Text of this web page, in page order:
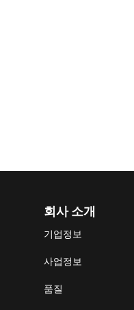
회사 소개
기업정보
사업정보
품질